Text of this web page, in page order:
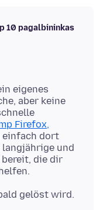
10 pagalbininkas
eigenes
aber keine
Firefox,
einfach dort
langjährige und
die dir